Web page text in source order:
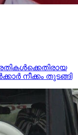
നീക്കം തുടങ്ങി